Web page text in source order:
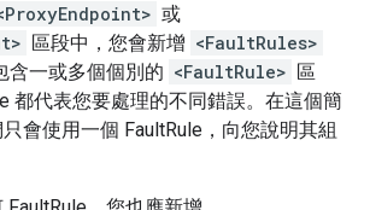
或
區段中，您會新增 <FaultRules>
含一或多個個別的 <FaultRule> 區
都代表您要處理的不同錯誤。在這個簡
會使用一個 FaultRule，向您說明其組